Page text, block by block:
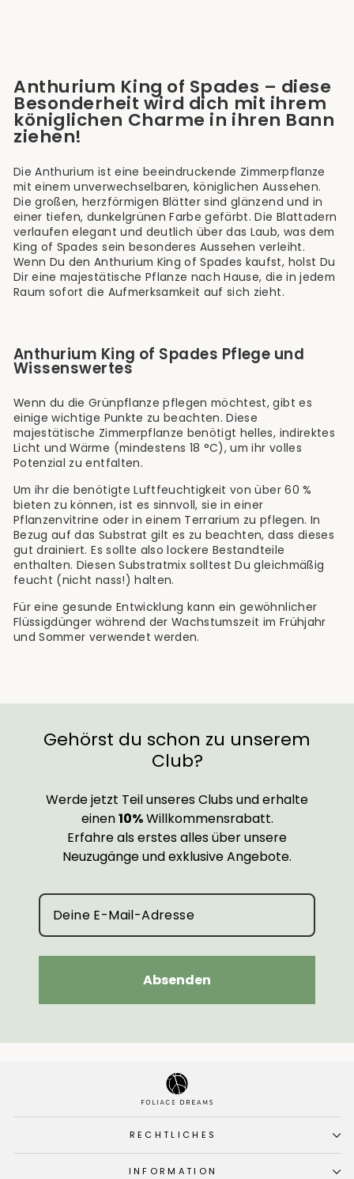
Anthurium King of Spades – diese
Besonderheit wird dich mit ihrem
königlichen Charme in ihren Bann
ziehen!
Die Anthurium ist eine beeindruckende Zimmerpflanze
mit einem unverwechselbaren, königlichen Aussehen.
Die großen, herzförmigen Blätter sind glänzend und in
einer tiefen, dunkelgrünen Farbe gefärbt. Die Blattadern
verlaufen elegant und deutlich über das Laub, was dem
King of Spades sein besonderes Aussehen verleiht.
Wenn Du den Anthurium King of Spades kaufst, holst Du
Dir eine majestätische Pflanze nach Hause, die in jedem
Raum sofort die Aufmerksamkeit auf sich zieht.
Anthurium King of Spades Pflege und
Wissenswertes
Wenn du die Grünpflanze pflegen möchtest, gibt es
einige wichtige Punkte zu beachten. Diese
majestätische Zimmerpflanze benötigt helles, indirektes
Licht und Wärme (mindestens 18 °C), um ihr volles
Potenzial zu entfalten.
Um ihr die benötigte Luftfeuchtigkeit von über 60 %
bieten zu können, ist es sinnvoll, sie in einer
Pflanzenvitrine oder in einem Terrarium zu pflegen. In
Bezug auf das Substrat gilt es zu beachten, dass dieses
gut drainiert. Es sollte also lockere Bestandteile
enthalten. Diesen Substratmix solltest Du gleichmäßig
feucht (nicht nass!) halten.
Für eine gesunde Entwicklung kann ein gewöhnlicher
Flüssigdünger während der Wachstumszeit im Frühjahr
und Sommer verwendet werden.
Gehörst du schon zu unserem
Club?
Werde jetzt Teil unseres Clubs und erhalte
einen10%Willkommensrabatt.
Erfahre als erstes alles über unsere
Neuzugänge und exklusive Angebote.
Absenden
RECHTLICHES
INFORMATION